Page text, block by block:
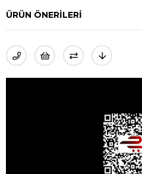
ÜRÜN ÖNERILERI